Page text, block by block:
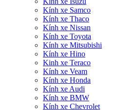
Kính xe Samco
Kính xe Thaco
Kính xe Nissan
Kính xe Toyota
Kính xe Mitsubishi
Kính xe Hino
Kinh xe Teraco
Kính xe Veam
Kính xe Honda
Kính xe Audi
Kính xe BMW
Kính xe Chevrolet